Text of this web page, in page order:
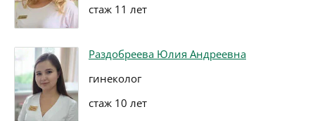
стаж 11 лет
Раздобреева Юлия Андреевна
гинеколог
стаж 10 лет